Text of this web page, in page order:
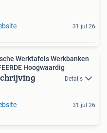
31 jul 26
Werktafels Werkbanken
Hoogwaardig
Details
31 jul 26